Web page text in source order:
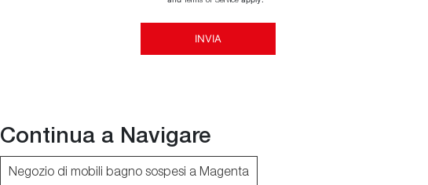
INVIA
Continua a Navigare
Negozio di mobili bagno sospesi a Magenta